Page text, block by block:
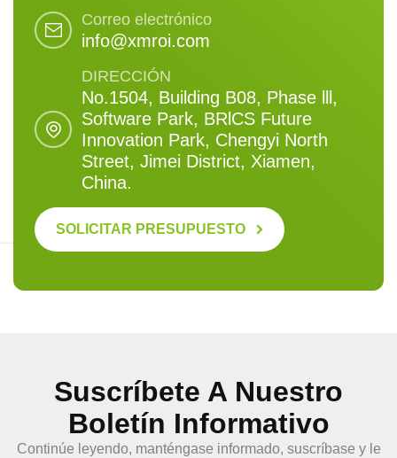
Correo electrónico
info@xmroi.com
DIRECCIÓN
No.1504, Building B08, Phase lll,
Software Park, BRlCS Future
Innovation Park, Chengyi North
Street, Jimei District, Xiamen,
China.
SOLICITAR PRESUPUESTO
Suscríbete A Nuestro
Boletín Informativo
Continúe leyendo, manténgase informado, suscríbase y le